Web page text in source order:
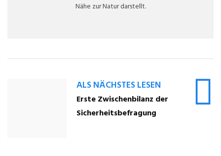
Nähe zur Natur darstellt.
ALS NÄCHSTES LESEN
Erste Zwischenbilanz der
Sicherheitsbefragung